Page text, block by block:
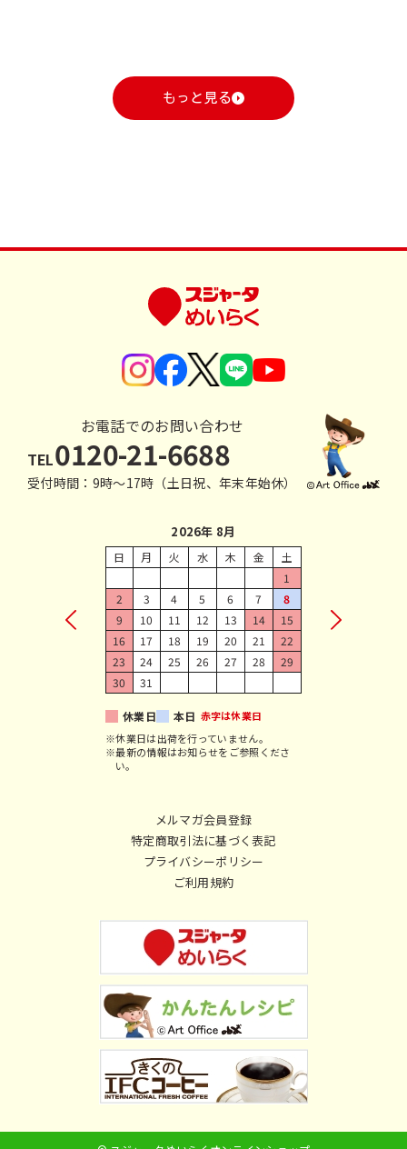
もっと見る
お電話でのお問い合わせ
TEL0120-21-6688
受付時間：9時〜17時（土日祝、年末年始休）
メルマガ会員登録
特定商取引法に基づく表記
プライバシーポリシー
ご利用規約
2026年 8月
日 月 火 水 木 金
土
1
2
3 4 5 6 7
8
9
10 11 12 13 14
15
16
17 18 19 20 21
22
23
24 25 26 27 28
29
30
31
休業日 本日 赤字は休業日
※休業日は出荷を行っていません。
※最新の情報はお知らせをご参照くださ
い。